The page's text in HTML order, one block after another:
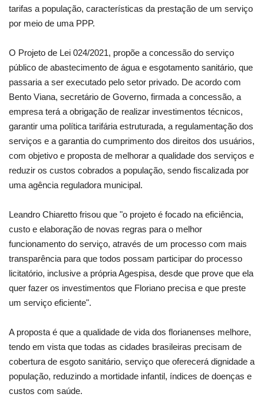
tarifas a população, características da prestação de um serviço
por meio de uma PPP.
O Projeto de Lei 024/2021, propõe a concessão do serviço
público de abastecimento de água e esgotamento sanitário, que
passaria a ser executado pelo setor privado. De acordo com
Bento Viana, secretário de Governo, firmada a concessão, a
empresa terá a obrigação de realizar investimentos técnicos,
garantir uma política tarifária estruturada, a regulamentação dos
serviços e a garantia do cumprimento dos direitos dos usuários,
com objetivo e proposta de melhorar a qualidade dos serviços e
reduzir os custos cobrados a população, sendo fiscalizada por
uma agência reguladora municipal.
Leandro Chiaretto frisou que "o projeto é focado na eficiência,
custo e elaboração de novas regras para o melhor
funcionamento do serviço, através de um processo com mais
transparência para que todos possam participar do processo
licitatório, inclusive a própria Agespisa, desde que prove que ela
quer fazer os investimentos que Floriano precisa e que preste
um serviço eficiente".
A proposta é que a qualidade de vida dos florianenses melhore,
tendo em vista que todas as cidades brasileiras precisam de
cobertura de esgoto sanitário, serviço que oferecerá dignidade a
população, reduzindo a mortidade infantil, índices de doenças e
custos com saúde.